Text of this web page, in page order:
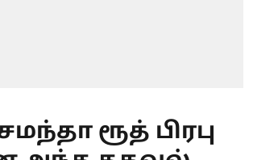
ரூத் பிரபு